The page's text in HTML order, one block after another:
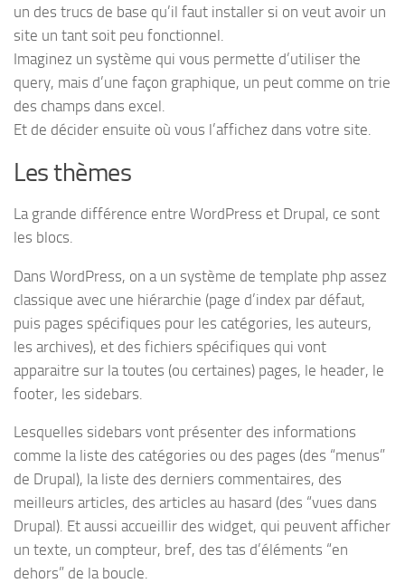
un des trucs de base qu’il faut installer si on veut avoir un
site un tant soit peu fonctionnel.
Imaginez un système qui vous permette d’utiliser the
query, mais d’une façon graphique, un peut comme on trie
des champs dans excel.
Et de décider ensuite où vous l’affichez dans votre site.
Les thèmes
La grande différence entre WordPress et Drupal, ce sont
les blocs.
Dans WordPress, on a un système de template php assez
classique avec une hiérarchie (page d’index par défaut,
puis pages spécifiques pour les catégories, les auteurs,
les archives), et des fichiers spécifiques qui vont
apparaitre sur la toutes (ou certaines) pages, le header, le
footer, les sidebars.
Lesquelles sidebars vont présenter des informations
comme la liste des catégories ou des pages (des “menus”
de Drupal), la liste des derniers commentaires, des
meilleurs articles, des articles au hasard (des “vues dans
Drupal). Et aussi accueillir des widget, qui peuvent afficher
un texte, un compteur, bref, des tas d’éléments “en
dehors” de la boucle.